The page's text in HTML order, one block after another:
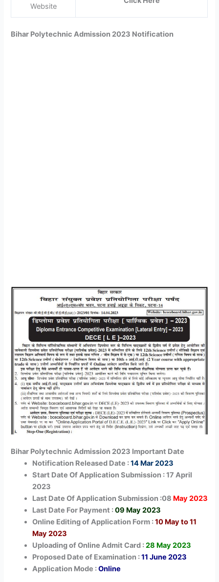
Website
Bihar Polytechnic Admission 2023 Notification
Bihar Polytechnic Admission 2023 Important Date
Notification Released Date :14 Mar 2023
Start Date Of Application Submission : 17 April
2023
Last Date Of Application Submission :08 May 2023
Last Date For Payment :09 May 2023
Online Editing of Application Form :10 May to 11
May 2023
Uploading of Online Admit Card :28 May 2023
Proposed Date of Examination :11 June 2023
Application Mode :Online